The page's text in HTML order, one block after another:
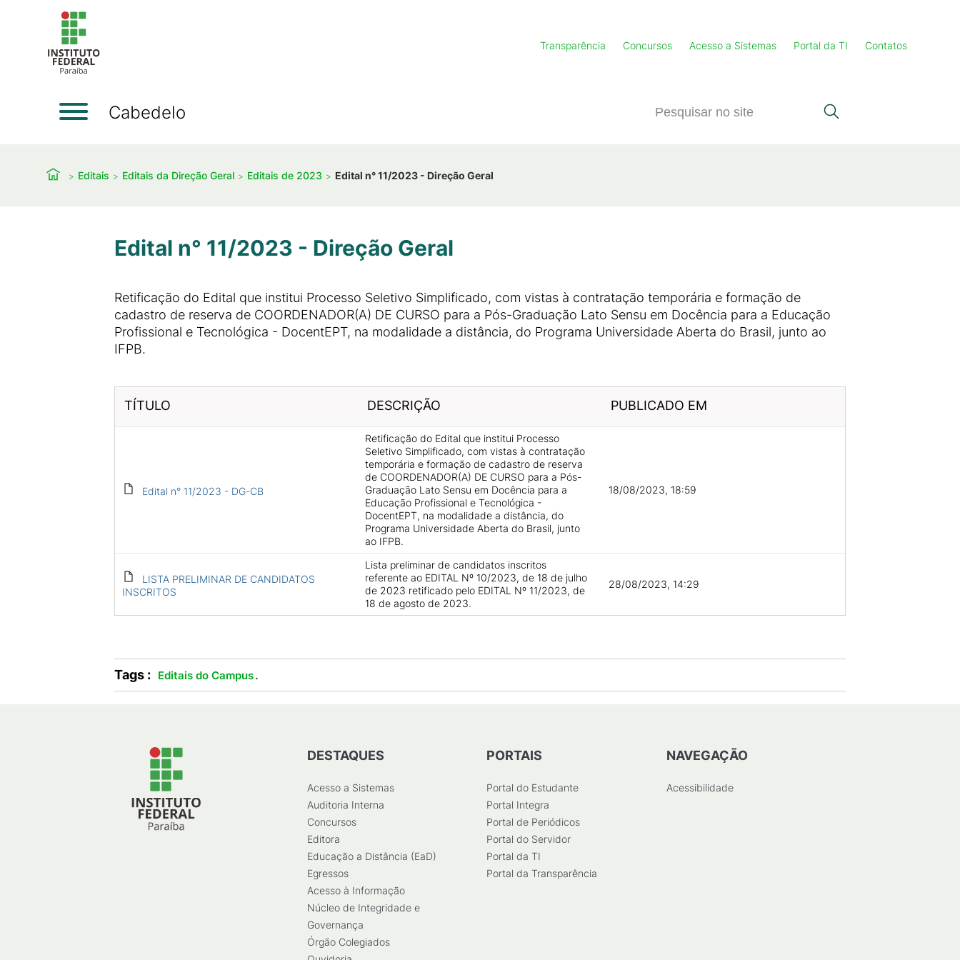
Transparência Concursos Acesso a Sistemas Portal da TI Contatos
Cabedelo
Editais Editais da Direção Geral Editais de 2023 Edital n° 11/2023 - Direção Geral
Edital n° 11/2023 - Direção Geral
Retificação do Edital que institui Processo Seletivo Simplificado, com vistas à contratação temporária e formação de
cadastro de reserva de COORDENADOR(A) DE CURSO para a Pós-Graduação Lato Sensu em Docência para a Educação
Profissional e Tecnológica - DocentEPT, na modalidade a distância, do Programa Universidade Aberta do Brasil, junto ao
IFPB.
TÍTULO DESCRIÇÃO PUBLICADO EM
Edital n° 11/2023 - DG-CB
Retificação do Edital que institui Processo
Seletivo Simplificado, com vistas à contratação
temporária e formação de cadastro de reserva
de COORDENADOR(A) DE CURSO para a Pós-
Graduação Lato Sensu em Docência para a
Educação Profissional e Tecnológica -
DocentEPT, na modalidade a distância, do
Programa Universidade Aberta do Brasil, junto
ao IFPB.
18/08/2023, 18:59
LISTA PRELIMINAR DE CANDIDATOS
INSCRITOS
Lista preliminar de candidatos inscritos
referente ao EDITAL Nº 10/2023, de 18 de julho
de 2023 retificado pelo EDITAL Nº 11/2023, de
18 de agosto de 2023.
28/08/2023, 14:29
Tags : Editais do Campus.
DESTAQUES
Acesso a Sistemas
Auditoria Interna
Concursos
Editora
Educação a Distância (EaD)
Egressos
Acesso à Informação
Núcleo de Integridade e
Governança
Órgão Colegiados
PORTAIS
Portal do Estudante
Portal Integra
Portal de Periódicos
Portal do Servidor
Portal da TI
Portal da Transparência
NAVEGAÇÃO
Acessibilidade